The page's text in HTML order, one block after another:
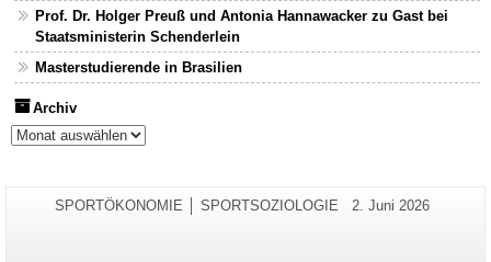
Prof. Dr. Holger Preuß und Antonia Hannawacker zu Gast bei
Staatsministerin Schenderlein
Masterstudierende in Brasilien
Archiv
Archiv
Zusätzliche
Seiten-
SPORTÖKONOMIE │ SPORTSOZIOLOGIE
Letzte
2. Juni 2026